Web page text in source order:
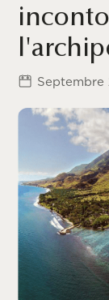
Septembre